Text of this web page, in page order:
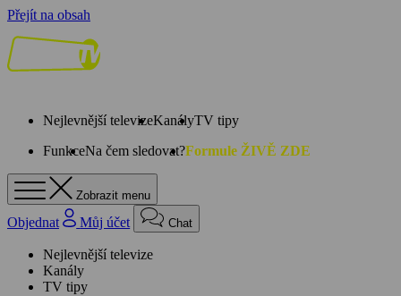
Přejít na obsah
Nejlevnější televizeKanályTV tipy
FunkceNa čem sledovat?Formule ŽIVĚ ZDE
Zobrazit menu
Objednat Můj účet Chat
Nejlevnější televize
Kanály
TV tipy